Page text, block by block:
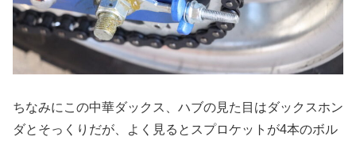
ちなみにこの中華ダックス、ハブの見た目はダックスホン
ダとそっくりだが、よく見るとスプロケットが4本のボル